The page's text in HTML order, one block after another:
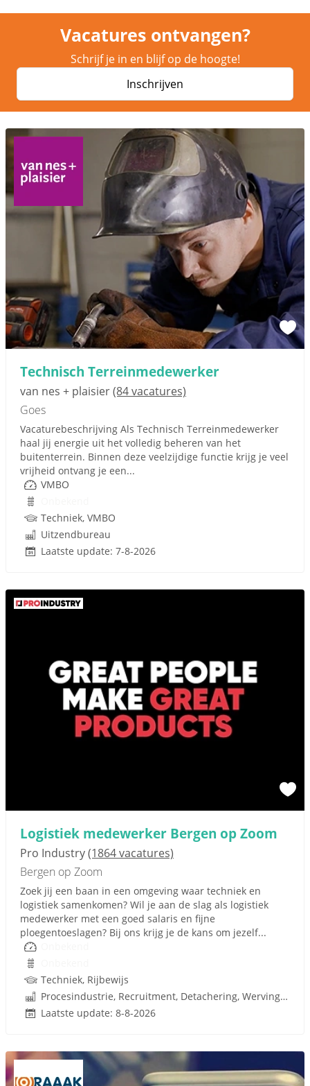
Vacatures ontvangen?
Schrijf je in en blijf op de hoogte!
Inschrijven
Technisch Terreinmedewerker
van nes + plaisier(84 vacatures)
Goes
Vacaturebeschrijving Als Technisch Terreinmedewerker
haal jij energie uit het volledig beheren van het
buitenterrein. Binnen deze veelzijdige functie krijg je veel
vrijheid ontvang je een...
VMBO
Techniek, VMBO
Uitzendbureau
Laatste update: 7-8-2026
Logistiek medewerker Bergen op Zoom
Pro Industry(1864 vacatures)
Bergen op Zoom
Zoek jij een baan in een omgeving waar techniek en
logistiek samenkomen? Wil je aan de slag als logistiek
medewerker met een goed salaris en fijne
ploegentoeslagen? Bij ons krijg je de kans om jezelf...
Techniek, Rijbewijs
Procesindustrie, Recruitment, Detachering, Werving en Selectie
Laatste update: 8-8-2026